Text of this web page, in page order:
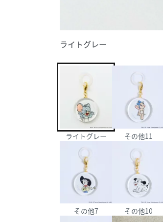
ライトグレー
ライトグレー その他11
その他7 その他10